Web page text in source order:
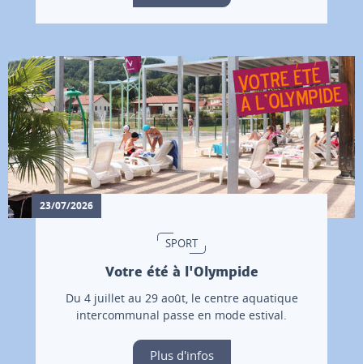
23/07/2026
SPORT
Votre été à l'Olympide
Du 4 juillet au 29 août, le centre aquatique
intercommunal passe en mode estival.
Plus d'infos